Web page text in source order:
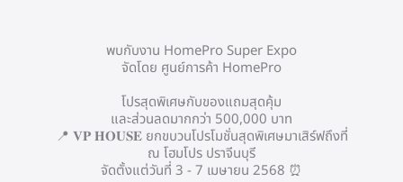
พบกับงาน HomePro Super Expo
จัดโดย ศูนย์การค้า HomePro
โปรสุดพิเศษกับของแถมสุดคุ้ม
และส่วนลดมากกว่า 500,000 บาท
📍 𝐕𝐏 𝐇𝐎𝐔𝐒𝐄 ยกขบวนโปรโมชั่นสุดพิเศษมาเสิร์ฟถึงที่
ณ โฮมโปร ปราจีนบุรี
จัดตั้งแต่วันที่ 3 - 7 เมษายน 2568 ⏰